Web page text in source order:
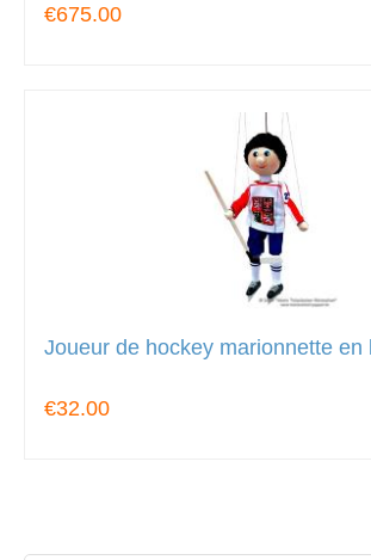
€675.00
Joueur de hockey marionnette en
€32.00